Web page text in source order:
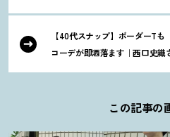
【40代スナップ】ボーダーT
コーデが即洒落ます｜西口史織
この記事の